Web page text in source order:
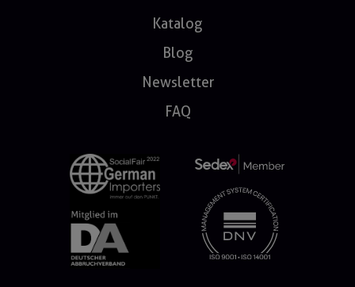
Katalog
Blog
Newsletter
FAQ